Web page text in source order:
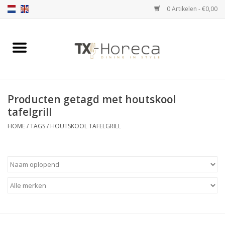
0 Artikelen - €0,00
Home
Catalogi
Merken
Contact
Producten getagd met houtskool
tafelgrill
HOME/TAGS/ HOUTSKOOL TAFELGRILL